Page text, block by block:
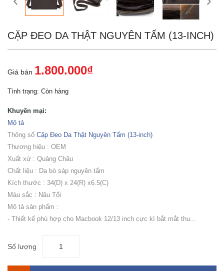
CẶP ĐEO DA THẬT NGUYÊN TẤM (13-INCH)
Giá bán 1.800.000₫
Tình trạng: Còn hàng
Khuyến mại:
Mô tả
Thông số Cặp Đeo Da Thật Nguyên Tấm (13-inch)
Thương hiệu : OEM
Xuất xứ : Quảng Châu
Chất liệu : Da bò sáp nguyên tấm
Kích thước : 34(D) x 24(R) x6.5(C)
Màu sắc : Nâu Tối
Mô tả sản phẩm :
- Thiết kế phù hợp cho Macbook 12/13 inch cực kì bắt mắt thu...
Số lượng